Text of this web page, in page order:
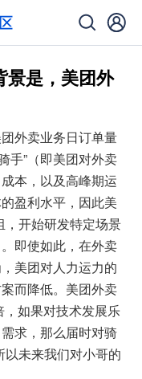
景是，美团外
外卖业务日订单量
手”（即美团对外卖
本，以及高峰期运
盈利水平，因此美
开始研发特定场景
即使如此，在外卖
美团对人力运力的
而降低。美团外卖
如果对技术发展乐
求，那么届时对骑
以未来我们对小哥的